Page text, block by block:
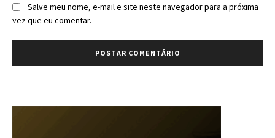
Salve meu nome, e-mail e site neste navegador para a próxima
vez que eu comentar.